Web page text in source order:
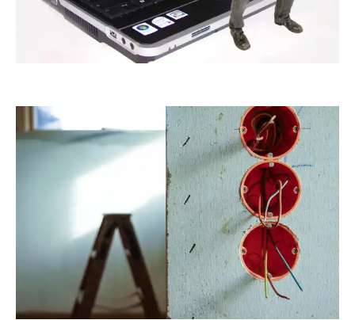
delater
RainerSturm